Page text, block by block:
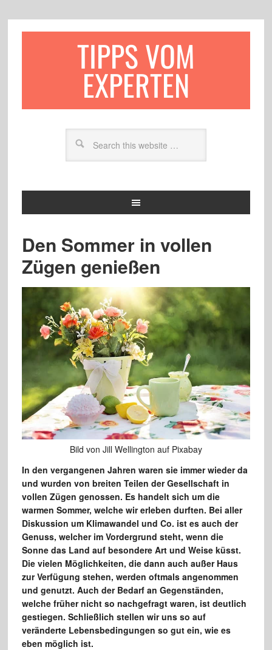
TIPPS VOM
EXPERTEN
Den Sommer in vollen
Zügen genießen
Bild von Jill Wellington auf Pixabay
In den vergangenen Jahren waren sie immer wieder da
und wurden von breiten Teilen der Gesellschaft in
vollen Zügen genossen. Es handelt sich um die
warmen Sommer, welche wir erleben durften. Bei aller
Diskussion um Klimawandel und Co. ist es auch der
Genuss, welcher im Vordergrund steht, wenn die
Sonne das Land auf besondere Art und Weise küsst.
Die vielen Möglichkeiten, die dann auch außer Haus
zur Verfügung stehen, werden oftmals angenommen
und genutzt. Auch der Bedarf an Gegenständen,
welche früher nicht so nachgefragt waren, ist deutlich
gestiegen. Schließlich stellen wir uns so auf
veränderte Lebensbedingungen so gut ein, wie es
eben möglich ist.